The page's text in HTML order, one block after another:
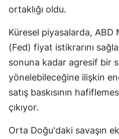
ortaklığı oldu.
Küresel piyasalarda, ABD
(Fed) fiyat istikrarını
sonuna kadar agresif bir
yönelebileceğine ilişkin
satış baskısının
çıkıyor.
Orta Doğu'daki savaşın